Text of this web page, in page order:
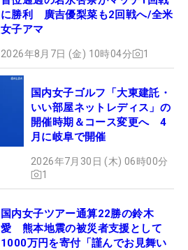
に勝利 廣吉優梨菜も2回戦へ/全米
女子アマ
2026年8月7日 (金) 10時04分 1
国内女子ゴルフ「大東建託・
いい部屋ネットレディス」の
開催時期＆コース変更へ 4
月に岐阜で開催
2026年7月30日 (木) 06時00分
1
国内女子ツアー通算22勝の鈴木
愛 熊本地震の被災者支援として
1000万円を寄付「謹んでお見舞い